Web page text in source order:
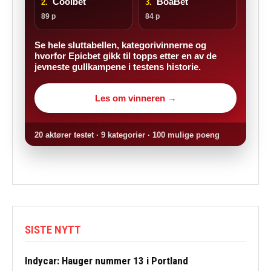
2.
89 p
3.
84 p
Se hele sluttabellen, kategorivinnerne og
hvorfor Epicbet gikk til topps etter en av de
jevneste gullkampene i testens historie.
Les om vinneren →
20 aktører testet · 9 kategorier · 100 mulige poeng
SISTE NYTT
Indycar: Hauger nummer 13 i Portland